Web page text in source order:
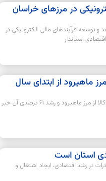
در مرزهای خراسان
توسعه فرآیندهای مالی الکترونیکی در
استاندار
و 736 تن کالا از مرز ماهیرود از ابتدای سال
مدیرکل راهداری خراسان جنوبی از صادرات 289 هزار و 736 تن کالا از مرز ماهیرود و رشد 61 درصدی آن خبر
استان است
در رشد اقتصادی، ایجاد اشتغال و